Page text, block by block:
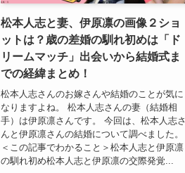
松本人志と妻、伊原凛の画像２ショ
ットは？歳の差婚の馴れ初めは「ド
リームマッチ」出会いから結婚式ま
での経緯まとめ！
松本人志さんのお嫁さんや結婚のことが気に
なりますよね。 松本人志さんの妻（結婚相
手）は伊原凛さんです。 今回は、松本人志さ
んと伊原凛さんの結婚について調べました。
＜この記事でわかること＞松本人志と伊原凛
の馴れ初め松本人志と伊原凛の交際発覚...